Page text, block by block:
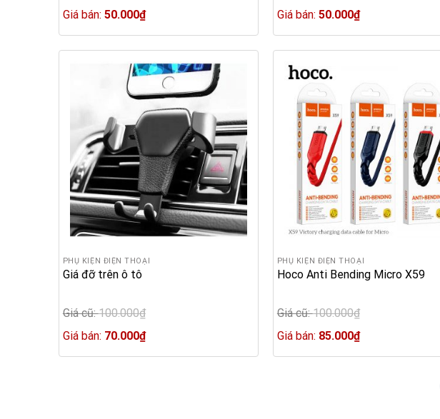
price
55.000₫.
Giá bán: 50.000₫Current
price
is:
50.000₫.
price
70.000₫.
Giá bán: 50.000₫Current
price
is:
50.000₫.
PHỤ KIỆN ĐIỆN THOẠI
Giá đỡ trên ô tô
Giá cũ:100.000₫
price
100.000₫.
Giá bán: 70.000₫Current
price
is:
PHỤ KIỆN ĐIỆN THOẠI
Hoco Anti Bending Micro X59
Giá cũ:100.000₫
price
100.000₫.
Giá bán: 85.000₫Current
price
is: